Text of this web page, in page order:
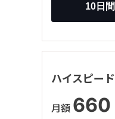
ハイスピード
月額 660